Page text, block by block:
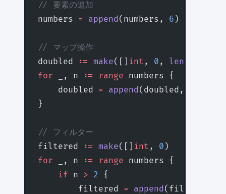
// 要素の追加
numbers = append(numbers, 6 )
// マップ操作
doubled
:= make([] int , 0 , len
for _, n := range numbers {
    doubled
= append(doubled, n
}
// フィルター
filtered
:= make([] int , 0 )
for _, n := range numbers {
    if
n > 2 {
        filtered
= append(filtered,